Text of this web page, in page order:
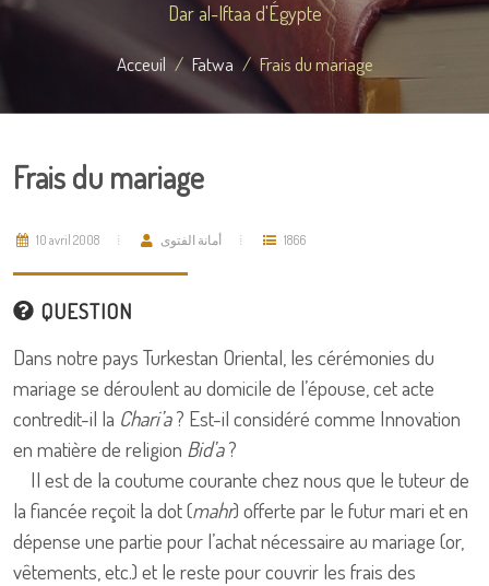
Dar al-Iftaa d'Égypte
Acceuil Fatwa Frais du mariage
Frais du mariage
10 avril 2008 أمانة الفتوى 1866
QUESTION
Dans notre pays Turkestan Oriental, les cérémonies du
mariage se déroulent au domicile de l’épouse, cet acte
contredit-il la Chari’a? Est-il considéré comme Innovation
en matière de religion Bid’a?
Il est de la coutume courante chez nous que le tuteur de
la fiancée reçoit la dot (mahr) offerte par le futur mari et en
dépense une partie pour l’achat nécessaire au mariage (or,
vêtements, etc.) et le reste pour couvrir les frais des